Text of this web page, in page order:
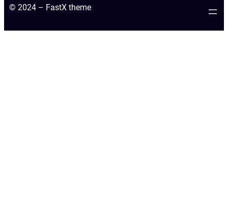
© 2024 – FastX theme